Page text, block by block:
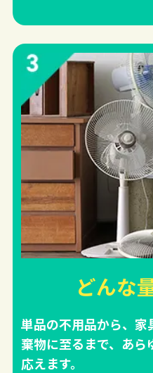
どんな
単品の不用品から、
棄物に至るまで、あら
応えます。